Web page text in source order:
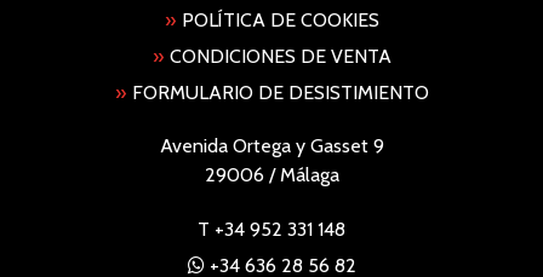
» POLÍTICA DE COOKIES
» CONDICIONES DE VENTA
» FORMULARIO DE DESISTIMIENTO
Avenida Ortega y Gasset 9
29006 / Málaga
T +34 952 331 148
+34 636 28 56 82